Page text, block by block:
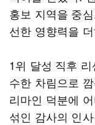
홍보 지역을 중
선한 영향력을
1위 달성 직후
수한 차림으로
리마인 덕분에
섞인 감사의 인